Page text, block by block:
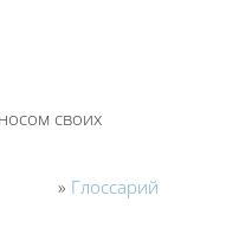
своих
» Глоссарий